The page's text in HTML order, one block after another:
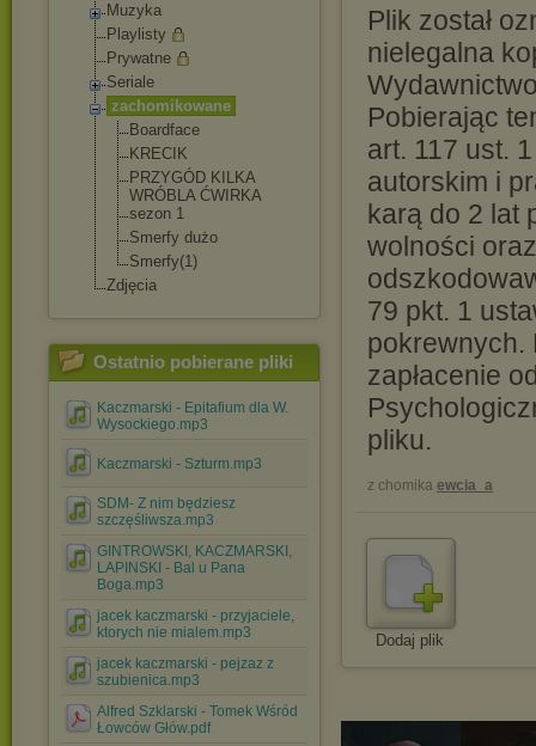
Muzyka
Playlisty
Prywatne
Seriale
zachomikowane
Boardface
KRECIK
PRZYGÓD KILKA
WRÓBLA ĆWIRKA
sezon 1
Smerfy dużo
Smerfy(1)
Zdjęcia
Ostatnio pobierane pliki
Kaczmarski - Epitafium dla W.
Wysockiego.mp3
Kaczmarski - Szturm.mp3
SDM- Z nim będziesz
szczęśliwsza.mp3
GINTROWSKI, KACZMARSKI,
LAPINSKI - Bal u Pana
Boga.mp3
jacek kaczmarski - przyjaciele,
ktorych nie mialem.mp3
jacek kaczmarski - pejzaz z
szubienica.mp3
Alfred Szklarski - Tomek Wśród
Łowców Głów.pdf
Plik został
nielegalna
Pobierając
art. 117 ust.
autorskim i
karą do 2 lat
wolności
79 pkt. 1
pokrewnych.
zapłacenie
pliku.
z chomika ewcia_a
Dodaj plik